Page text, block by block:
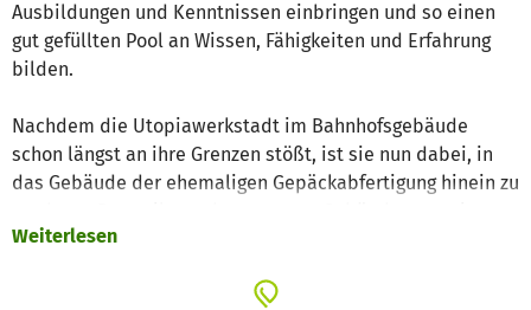
Ausbildungen und Kenntnissen einbringen und so einen
gut gefüllten Pool an Wissen, Fähigkeiten und Erfahrung
bilden.
Nachdem die Utopiawerkstadt im Bahnhofsgebäude
schon längst an ihre Grenzen stößt, ist sie nun dabei, in
das Gebäude der ehemaligen Gepäckabfertigung hinein zu
Beteiligung an den Utopiastadt-Workouts, jeden Samstag
Weiterlesen